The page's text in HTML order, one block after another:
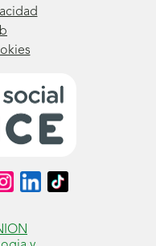
Síguenos
en
(se
abrirá
Síguenos
en